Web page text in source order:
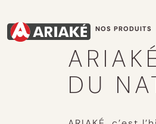
NOS PRODUITS
DU